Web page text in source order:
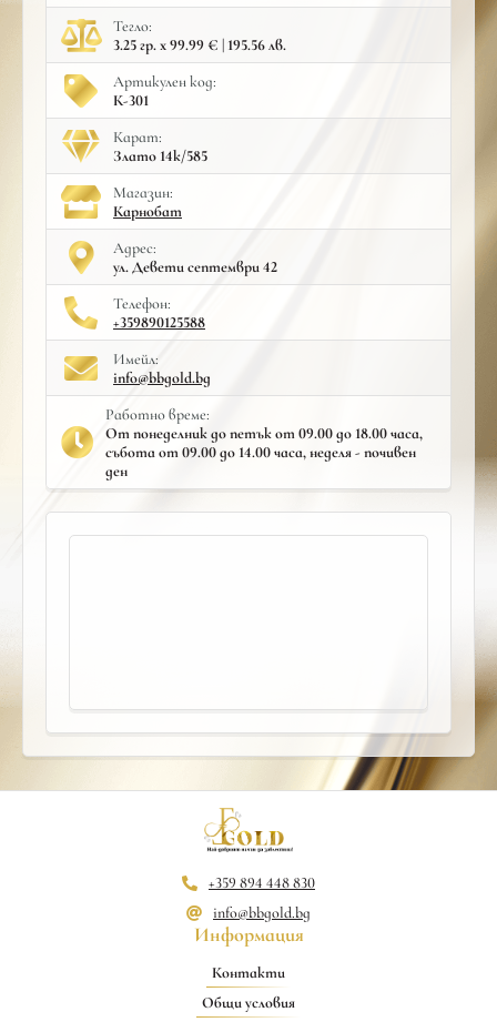
Тегло:
3.25 гр. x 99.99 € | 195.56 лв.
Артикулен код:
К-301
Карат:
Злато 14к/585
Mагазин:
Карнобат
Адрес:
ул. Девети септември 42
Телефон:
+359890125588
Имейл:
info@bbgold.bg
Работно време:
От понеделник до петък от 09.00 до 18.00 часа,
събота от 09.00 до 14.00 часа, неделя - почивен
ден
+359 894 448 830
info@bbgold.bg
Информация
Контакти
Общи условия